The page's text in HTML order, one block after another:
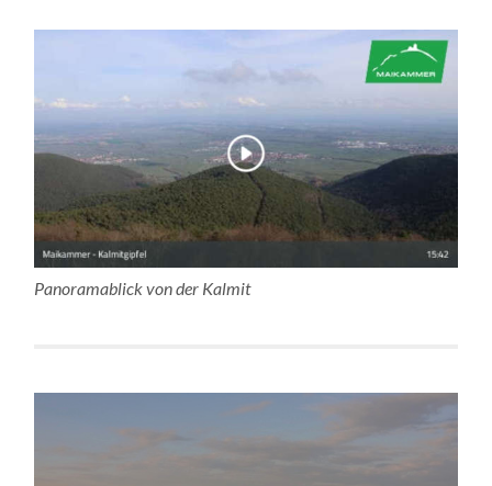
Panoramablick von der Kalmit